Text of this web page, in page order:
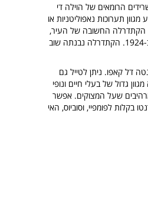
הרומאים של הוילה די
תערוכות נאפוליטניות או
הקתדרלה החשובה של העיר,
הקתדרלה של סנטי פיליפו וג'יאקומו, היא מבנה יפהפיה מהמאה ה-14 שנבנה מחדש ב-1924. הקתדרלה נבנתה שוב
דל קאפו. ניתן לטייל גם
גדול של בעלי חיים ונופי
שעל המצוקים. אפשר
בקלות לפומפיי, וסוביוס, האי